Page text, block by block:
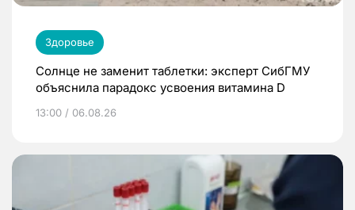
Здоровье
Солнце не заменит таблетки: эксперт СибГМУ
объяснила парадокс усвоения витамина D
13:00 / 06.08.26